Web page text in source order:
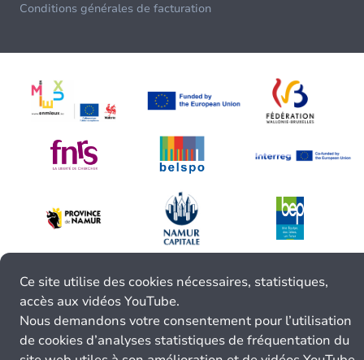
Conditions générales de facturation
Ce site utilise des cookies nécessaires, statistiques,
accès aux vidéos YouTube.
Nous demandons votre consentement pour l’utilisation
de cookies d’analyses statistiques de fréquentation du